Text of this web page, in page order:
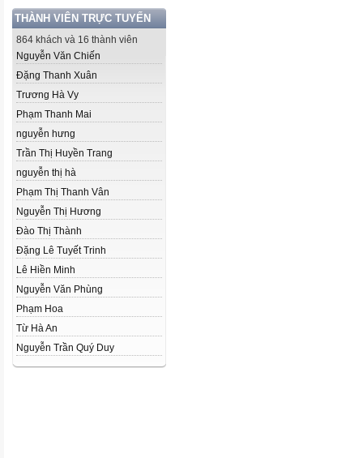
THÀNH VIÊN TRỰC TUYẾN
864 khách và 16 thành viên
Nguyễn Văn Chiến
Đặng Thanh Xuân
Trương Hà Vy
Phạm Thanh Mai
nguyễn hưng
Trần Thị Huyền Trang
nguyễn thị hà
Phạm Thị Thanh Vân
Nguyễn Thị Hương
Đào Thị Thành
Đặng Lê Tuyết Trinh
Lê Hiền Minh
Nguyễn Văn Phùng
Phạm Hoa
Từ Hà An
Nguyễn Trần Quý Duy